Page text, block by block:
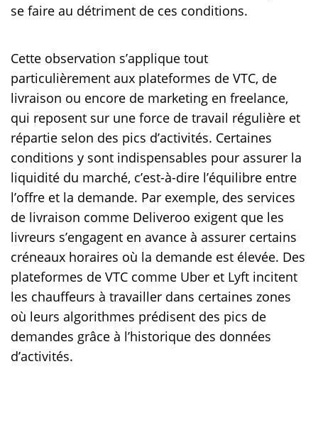
se faire au détriment de ces conditions.
Cette observation s’applique tout
particulièrement aux plateformes de VTC, de
livraison ou encore de marketing en freelance,
qui reposent sur une force de travail régulière et
répartie selon des pics d’activités. Certaines
conditions y sont indispensables pour assurer la
liquidité du marché, c’est-à-dire l’équilibre entre
l’offre et la demande. Par exemple, des services
de livraison comme Deliveroo exigent que les
livreurs s’engagent en avance à assurer certains
créneaux horaires où la demande est élevée. Des
plateformes de VTC comme Uber et Lyft incitent
les chauffeurs à travailler dans certaines zones
où leurs algorithmes prédisent des pics de
demandes grâce à l’historique des données
d’activités.